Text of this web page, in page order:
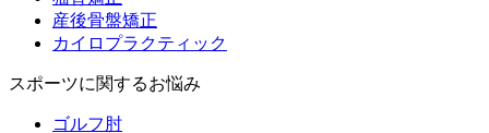
産後骨盤矯正
カイロプラクティック
スポーツに関するお悩み
ゴルフ肘